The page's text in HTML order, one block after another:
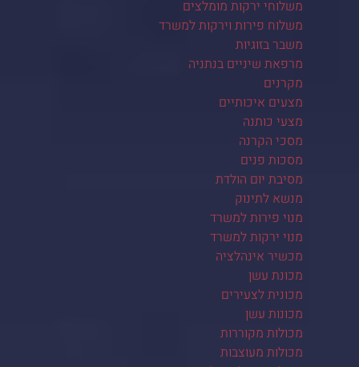
משלוחי ירקות מומלצים
משלוח פירות וירקות למשרד
משבר בזוגיות
מרפאת שיניים בנתניה
מקרנים
מצעים איכותיים
מצעי כותנה
מסכי הקרנה
מסכות פנים
מסיבת יום הולדת
מנשא לתינוק
מנוי פירות למשרד
מנוי ירקות למשרד
מכשיר אינהלציה
מכונת עשן
מכונית לצעירים
מכונות עשן
מכולות מקוררות
מכולות מעוצבות